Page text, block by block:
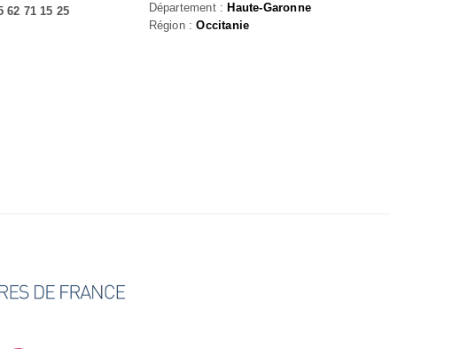
62 71 15 25 Département : Haute-Garonne
Région :Occitanie